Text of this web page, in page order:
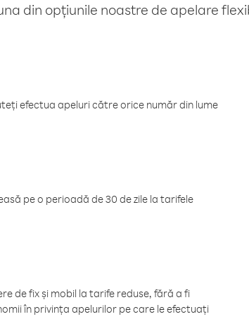
din opțiunile noastre de apelare
efectua apeluri către orice număr din lume
pe o perioadă de 30 de zile la tarifele
de fix și mobil la tarife reduse, fără a fi
în privința apelurilor pe care le efectuați